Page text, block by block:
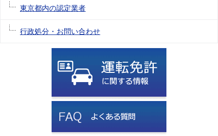
東京都内の認定業者
行政処分・お問い合わせ